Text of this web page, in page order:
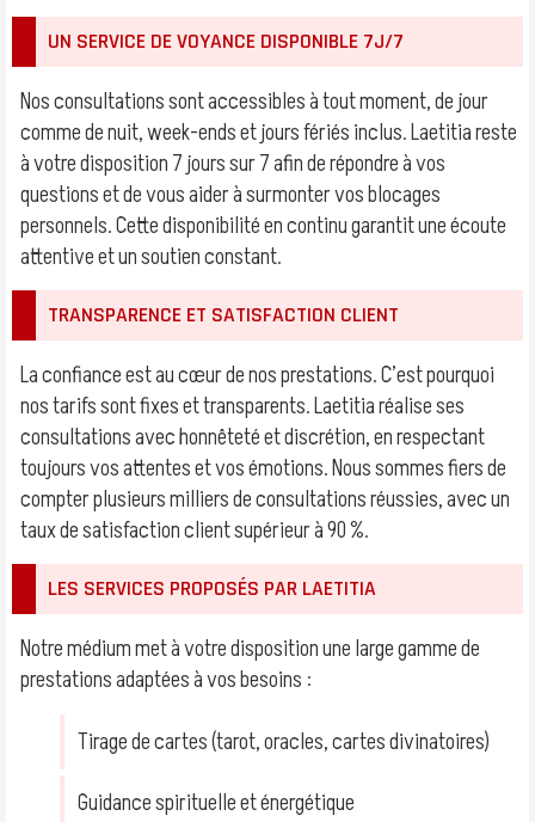
UN SERVICE DE VOYANCE DISPONIBLE 7J/7
Nos consultations sont accessibles à tout moment, de jour
comme de nuit, week-ends et jours fériés inclus. Laetitia reste
à votre disposition 7 jours sur 7 afin de répondre à vos
questions et de vous aider à surmonter vos blocages
personnels. Cette disponibilité en continu garantit une écoute
attentive et un soutien constant.
TRANSPARENCE ET SATISFACTION CLIENT
La confiance est au cœur de nos prestations. C’est pourquoi
nos tarifs sont fixes et transparents. Laetitia réalise ses
consultations avec honnêteté et discrétion, en respectant
toujours vos attentes et vos émotions. Nous sommes fiers de
compter plusieurs milliers de consultations réussies, avec un
taux de satisfaction client supérieur à 90 %.
LES SERVICES PROPOSÉS PAR LAETITIA
Notre médium met à votre disposition une large gamme de
prestations adaptées à vos besoins :
Tirage de cartes (tarot, oracles, cartes divinatoires)
Guidance spirituelle et énergétique